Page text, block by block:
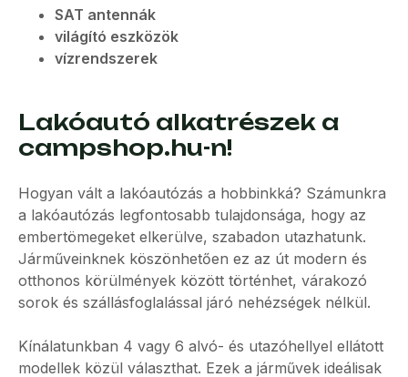
SAT antennák
világító eszközök
vízrendszerek
Lakóautó alkatrészek a
campshop.hu-n!
Hogyan vált a lakóautózás a hobbinkká? Számunkra
a lakóautózás legfontosabb tulajdonsága, hogy az
embertömegeket elkerülve, szabadon utazhatunk.
Járműveinknek köszönhetően ez az út modern és
otthonos körülmények között történhet, várakozó
sorok és szállásfoglalással járó nehézségek nélkül.
Kínálatunkban 4 vagy 6 alvó- és utazóhellyel ellátott
modellek közül választhat. Ezek a járművek ideálisak